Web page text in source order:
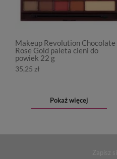
Makeup Revolution Chocolate
Rose Gold paleta cieni do
powiek 22 g
35,25 zł
Pokaż więcej
Zapisz się